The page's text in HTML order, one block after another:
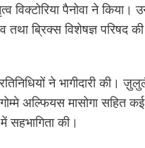
विक्टोरिया पैनोवा ने
तथा ब्रिक्स विशेषज्ञ परिषद
ने भागीदारी की।
अल्फियस मासोगा सहित
सहभागिता की।